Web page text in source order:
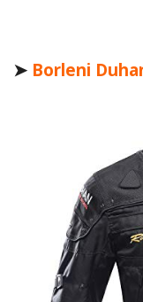
➤ Borleni